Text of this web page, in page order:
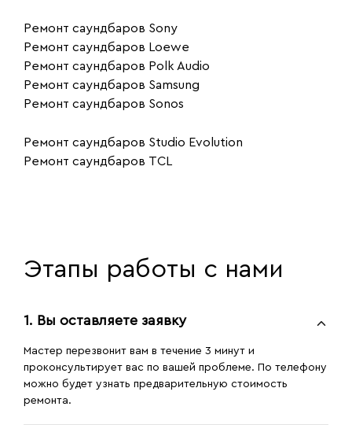
Ремонт саундбаров Sony
Ремонт саундбаров Loewe
Ремонт саундбаров Polk Audio
Ремонт саундбаров Samsung
Ремонт саундбаров Sonos
Ремонт саундбаров Studio Evolution
Ремонт саундбаров TCL
Этапы работы с нами
1. Вы оставляете заявку
Мастер перезвонит вам в течение 3 минут и
проконсультирует вас по вашей проблеме. По телефону
можно будет узнать предварительную стоимость
ремонта.